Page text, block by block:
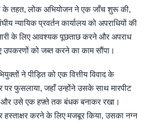
के तहत, लोक अभियोजन ने एक जाँच शुरू की,
न्यायिक प्रवर्तन कार्यालय को अपराधियों की
के लिए आवश्यक पूछताछ करने और अपराध
उपकरणों को जब्त करने का काम सौंपा।
ने पीड़ित को एक वित्तीय विवाद के
फुसलाया, जहाँ उन्होंने उसके साथ मारपीट
और उसे एक हफ़्ते तक बंधक बनाकर रखा।
हस्ताक्षर करने के लिए मजबूर किया, उसका नग्न